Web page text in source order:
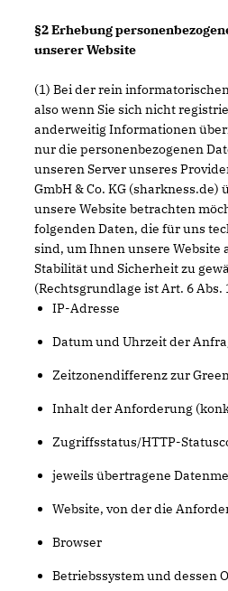
§2 Erhebung
unserer Website
(1) Bei der rein
also wenn Sie sich nicht
anderweitig Informationen
nur die personenbezogenen
unseren Server unseres
GmbH & Co. KG (sharkness.de)
unsere Website betrachten
folgenden Daten, die für uns
sind, um Ihnen unsere Website
Stabilität und Sicherheit zu
(Rechtsgrundlage ist Art. 6 Abs.
IP-Adresse
Datum und Uhrzeit der
Zeitzonendifferenz zur
Inhalt der Anforderung
Zugriffsstatus/HTTP-
jeweils übertragene
Website, von der die
Browser
Betriebssystem und dessen